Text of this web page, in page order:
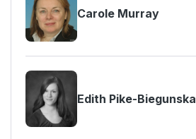
Carole Murray
Edith Pike-Biegunska